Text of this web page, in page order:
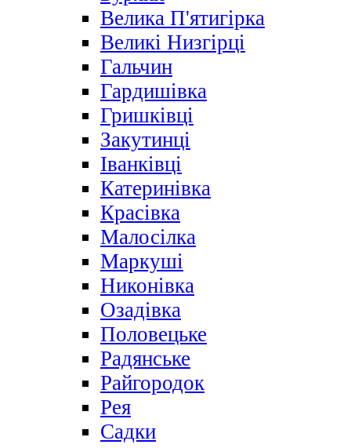
Велика П'ятигірка
Великі Низгірці
Гальчин
Гардишівка
Гришківці
Закутинці
Іванківці
Катеринівка
Красівка
Малосілка
Маркуші
Никонівка
Озадівка
Половецьке
Радянське
Райгородок
Рея
Садки